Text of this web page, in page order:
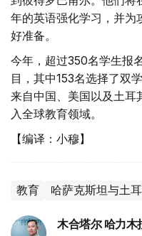
年的英语强化学习，并为
好准备。
今年，超过350名学生报
目，其中153名选择了双
来自中国、美国以及土耳
入全球教育领域。
【编译：小穆】
教育 哈萨克斯坦与土
木合塔尔 哈力木